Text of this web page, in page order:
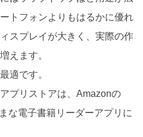
トフォンよりもはるかに優れ
スプレイが大きく、実際の作
えます。
適です。
プリストアは、Amazonの
な電子書籍リーダーアプリに